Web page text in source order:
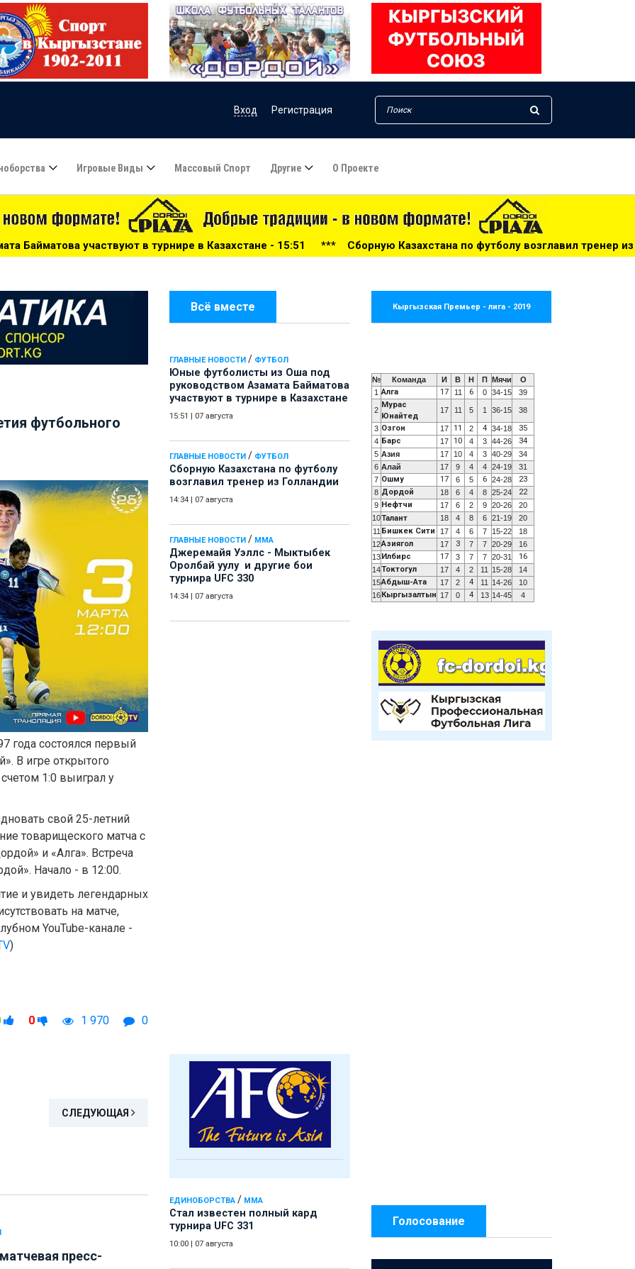
Вход Регистрация
Игровые Виды Массовый Спорт Другие О Проекте
турнире в Казахстане - 15:51 ***Сборную Казахстана по футболу возглавил тренер из Голландии - 14:34
Всё вместе
ГЛАВНЫЕ НОВОСТИ / ФУТБОЛ
Юные футболисты из Оша под
руководством Азамата Байматова
участвуют в турнире в Казахстане
15:51 07 августа
ГЛАВНЫЕ НОВОСТИ / ФУТБОЛ
Сборную Казахстана по футболу
возглавил тренер из Голландии
14:34 07 августа
ГЛАВНЫЕ НОВОСТИ / ММА
Джеремайя Уэллс - Мыктыбек
Оролбай уулу и другие бои
турнира UFC 330
14:34 07 августа
ЕДИНОБОРСТВА / ММА
Стал известен полный кард
турнира UFC 331
10:00 07 августа
футбольного
года состоялся первый
В игре открытого
1:0 выиграл у
свой 25-летний
товарищеского матча с
и «Алга». Встреча
Начало - в 12:00.
и увидеть легендарных
на матче,
YouTube-канале -
)
0 1 970 0
СЛЕДУЮЩАЯ
пресс-
Кыргызская Премьер - лига - 2019
№ Команда И В Н П Мячи
О
1 Алга 17 11 6 0 34-15 39
2
Мурас
Юнайтед
17 11 5 1 36-15 38
3 Озгон 17 11 2 4 34-18 35
4 Барс 17 10 4 3 44-26 34
5 Азия 17 10 4 3 40-29
34
6 Алай 17 9 4 4 24-19
31
7 Ошму 17 6 5 6 24-28 23
8 Дордой 18 6 4 8 25-24 22
9 Нефтчи 17 6 2 9 20-26
20
10Талант 18 4 8 6 21-19
20
11 Бишкек Сити 17 4 6 7 15-22
18
12Азиягол 17 3 7 7 20-29
16
13 Илбирс 17 3 7 7 20-31 16
14Токтогул 17 4 2 11 15-28
14
15Абдыш-Ата 17 2 4 11 14-26
10
16 Кыргызалтын 17 0 4 13 14-45 4
Голосование